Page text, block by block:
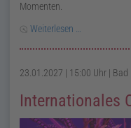
Momenten.
Weiterlesen …
23.01.2027 | 15:00 Uhr | Bad
Internationales